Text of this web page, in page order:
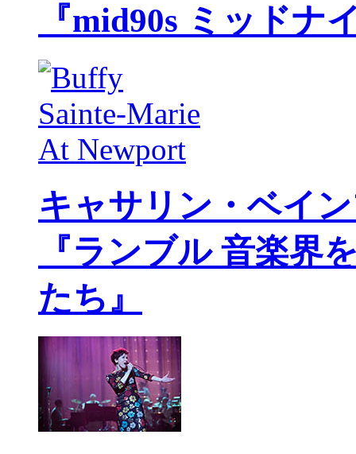
『mid90s ミッドナ
キャサリン・ベイ
『ランブル 音楽界
たち』